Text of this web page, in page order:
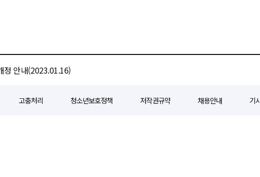
정 안내(2023.01.16)
고충처리 청소년보호정책 저작권규약 채용안내 기